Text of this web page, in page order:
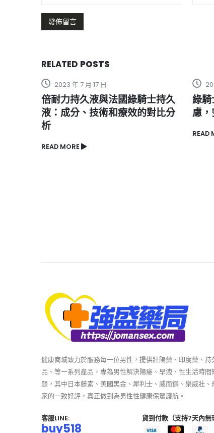
RELATED POSTS
與法國綠騎士持久
術和療效的對比分
綠騎士持久液：解答副作
慮，安全有效的男性延時
健康商城致力於服務每一位男性，提供壯陽藥、印度藥、
品、等一系列產品，專為男性解決陽痿、早洩、性生活時
題，其中日本藤素、美國黑金、犀利士、威而鋼、樂威壯
家的一致好評，真正做到為男性性健康保駕護航。
客服LINE:
buy518
貨到付款（支持7天內無